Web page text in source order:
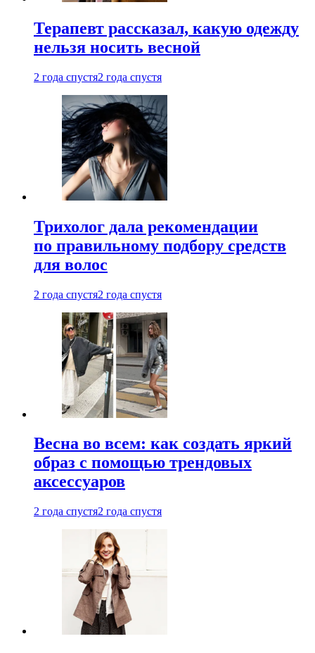
Терапевт рассказал, какую одежду
нельзя носить весной
2 года спустя2 года спустя
Трихолог дала рекомендации
по правильному подбору средств
для волос
2 года спустя2 года спустя
Весна во всем: как создать яркий
образ с помощью трендовых
аксессуаров
2 года спустя2 года спустя